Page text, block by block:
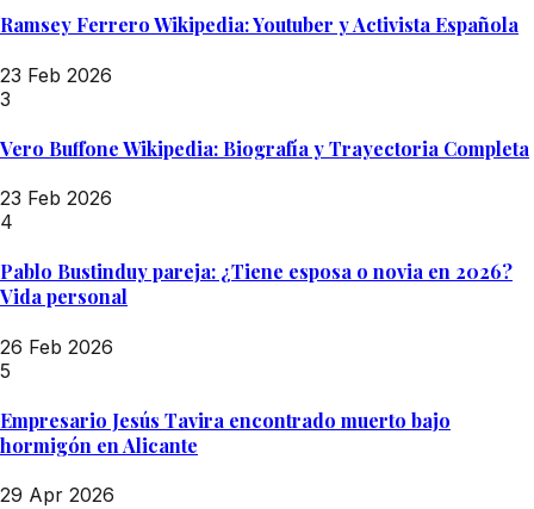
Ramsey Ferrero Wikipedia: Youtuber y Activista Española
23 Feb 2026
3
Vero Buffone Wikipedia: Biografía y Trayectoria Completa
23 Feb 2026
4
Pablo Bustinduy pareja: ¿Tiene esposa o novia en 2026?
Vida personal
26 Feb 2026
5
Empresario Jesús Tavira encontrado muerto bajo
hormigón en Alicante
29 Apr 2026